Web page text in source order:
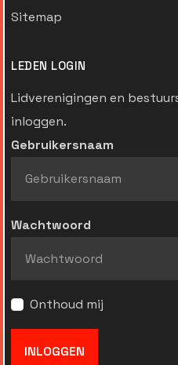
Sitemap
LEDEN LOGIN
Lidverenigingen en
inloggen.
Gebruikersnaam
Wachtwoord
Onthoud mij
INLOGGEN